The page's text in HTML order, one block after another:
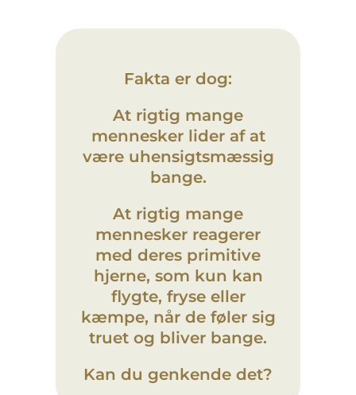
Fakta er dog:
At rigtig mange
mennesker lider af at
være uhensigtsmæssig
bange.
At rigtig mange
mennesker reagerer
med deres primitive
hjerne, som kun kan
flygte, fryse eller
kæmpe, når de føler sig
truet og bliver bange.
Kan du genkende det?